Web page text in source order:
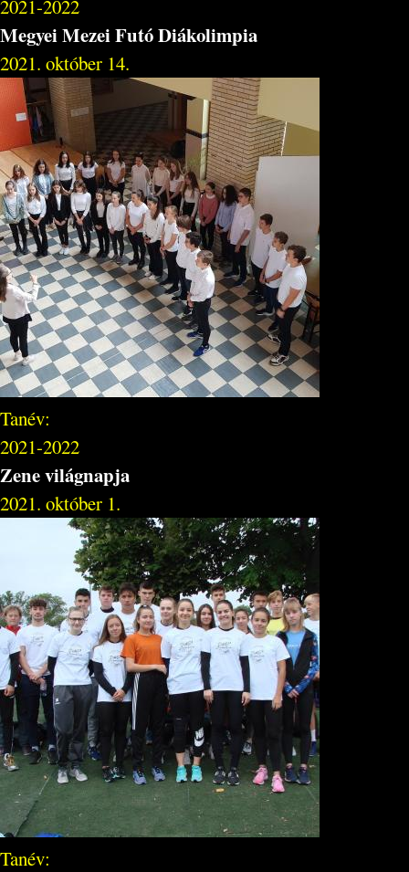
2021-2022
Megyei Mezei Futó Diákolimpia
2021. október 14.
Tanév:
2021-2022
Zene világnapja
2021. október 1.
Tanév: